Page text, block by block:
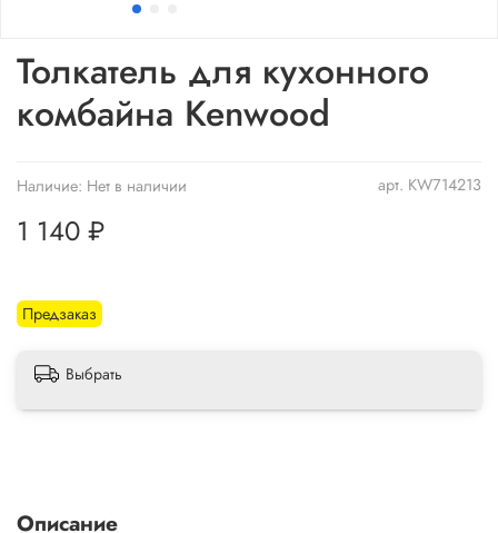
арт. KW714213
Наличие: Нет в наличии
Предзаказ
Толкатель для кухонного
комбайна Kenwood
1 140 ₽
Выбрать
Описание